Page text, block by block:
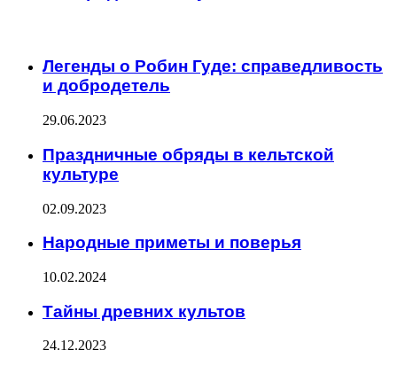
Легенды о Робин Гуде: справедливость
и добродетель
29.06.2023
Праздничные обряды в кельтской
культуре
02.09.2023
Народные приметы и поверья
10.02.2024
Тайны древних культов
24.12.2023